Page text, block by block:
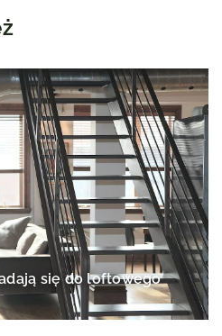
się do loftowego